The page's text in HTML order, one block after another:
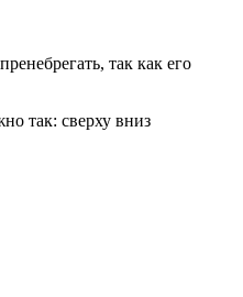
так как его
так: сверху вниз